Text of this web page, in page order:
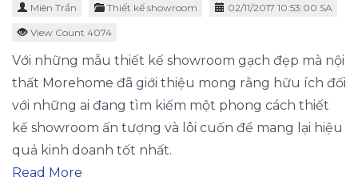
Miên Trần Thiết kế showroom 02/11/2017 10:53:00 SA
View Count 4074
Với những mẫu thiết kế showroom gạch đẹp mà nội
thất Morehome đã giới thiệu mong rằng hữu ích đối
với những ai đang tìm kiếm một phong cách thiết
kế showroom ấn tượng và lôi cuốn để mang lại hiệu
quả kinh doanh tốt nhất.
Read More